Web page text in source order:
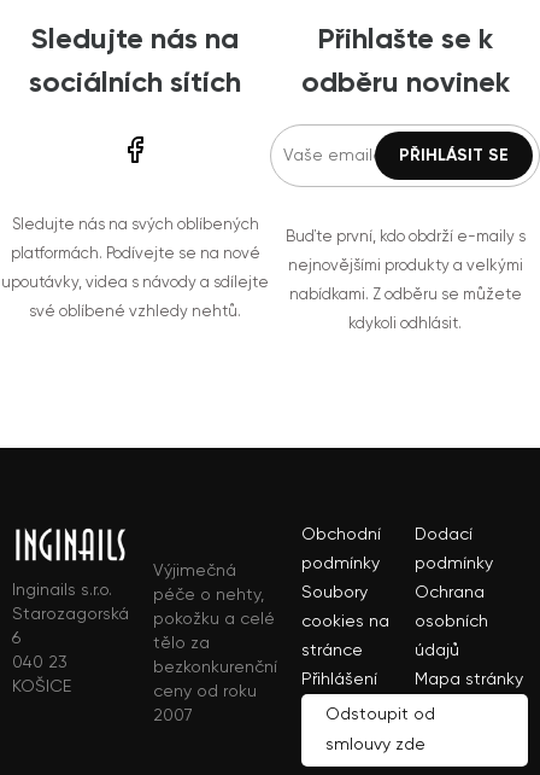
Sledujte nás na
sociálních sítích
Sledujte nás na svých oblíbených
platformách. Podívejte se na nové
upoutávky, videa s návody a sdílejte
své oblíbené vzhledy nehtů.
Přihlašte se k
odběru novinek
Buďte první, kdo obdrží e-maily s
nejnovějšími produkty a velkými
nabídkami. Z odběru se můžete
kdykoli odhlásit.
Inginails s.r.o.
Starozagorská
6
040 23
KOŠICE
Výjimečná
péče o nehty,
pokožku a celé
tělo za
bezkonkurenční
ceny od roku
2007
Obchodní
podmínky
Dodací
podmínky
Soubory
cookies na
stránce
Ochrana
osobních
údajů
Přihlášení
Mapa stránky
Odstoupit od
smlouvy zde